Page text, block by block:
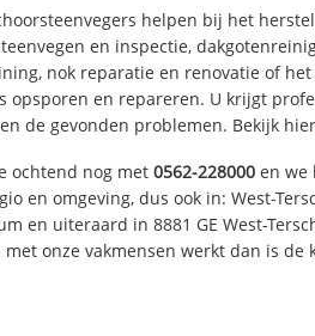
helpen bij het
en inspectie,
nok reparatie en renovatie of
opsporen en repareren. U krijgt
de gevonden problemen. Bekijk hier
ochtend nog met 0562-228000 en we
en omgeving, dus ook in: West-
en uiteraard in 8881 GE West-
met onze vakmensen werkt dan is de